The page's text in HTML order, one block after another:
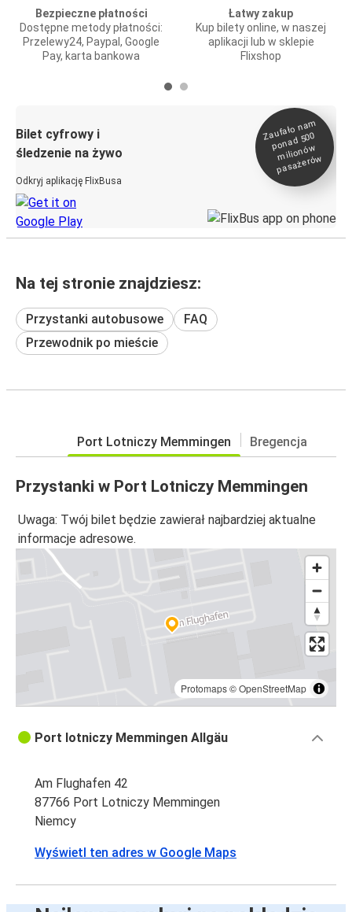
Bezpieczne płatności
Dostępne metody płatności:
Przelewy24, Paypal, Google
Pay, karta bankowa
Łatwy zakup
Kup bilety online, w naszej
aplikacji lub w sklepie
Flixshop
Bilet cyfrowy i
śledzenie na żywo
Odkryj aplikację FlixBusa
Zaufało na
m
ponad 500
milionó
w
pasażeró
w
Na tej stronie znajdziesz:
Przystanki autobusowe
FAQ
Przewodnik po mieście
Port Lotniczy Memmingen Bregencja
Przystanki w Port Lotniczy Memmingen
Uwaga: Twój bilet będzie zawierał najbardziej aktualne
informacje adresowe.
Protomaps©OpenStreetMap
Port lotniczy Memmingen Allgäu
Am Flughafen 42
87766 Port Lotniczy Memmingen
Niemcy
Wyświetl ten adres w Google Maps